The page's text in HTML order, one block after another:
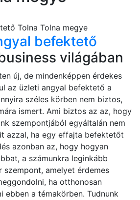
Tolna Tolna megye
befektető
világában
új, de mindenképpen érdekes
az üzleti angyal befektető a
széles körben nem biztos,
ismert. Ami biztos az az, hogy
szempontjából egyáltalán nem
azzal, ha egy effajta befektetőt
azonban az, hogy hogyan
a számunkra leginkább
szempont, amelyet érdemes
ha otthonosan
ebben a témakörben. Tudnunk